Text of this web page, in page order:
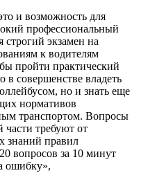
и возможность для
профессиональный
строгий экзамен на
к водителям
пройти практический
в совершенстве владеть
но и знать еще
нормативов
транспортом. Вопросы
части требуют от
знаний правил
вопросов за 10 минут
ошибку»,